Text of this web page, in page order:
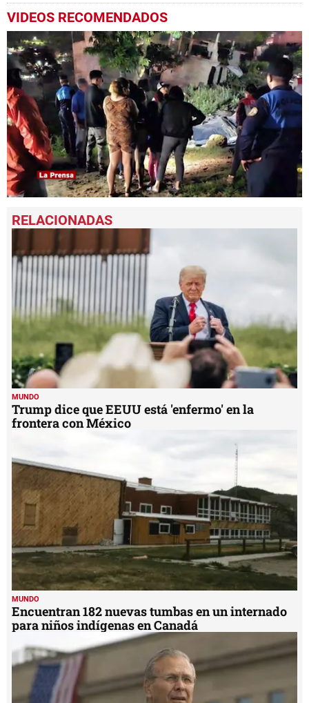
VIDEOS RECOMENDADOS
seconds
of
2
seconds
MUNDO
Trump dice que EEUU está 'enfermo' en la
frontera con México
MUNDO
Encuentran 182 nuevas tumbas en un internado
para niños indígenas en Canadá